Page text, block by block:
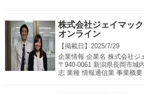
株式会社ジェイマック
オンライン
【掲載日】 2025/7/29
企業情報 企業名 株式会社ジ
〒940-0061 新潟県長岡市城
志 業種 情報通信業 事業概要